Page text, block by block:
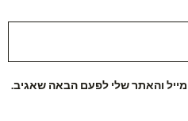
והאתר שלי לפעם הבאה שאגיב.